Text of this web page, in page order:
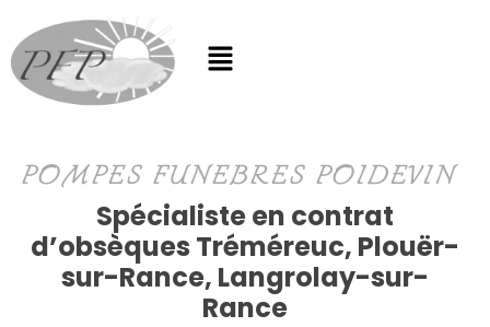
POMPES FUNEBRES POIDEVIN
Spécialiste en contrat
d’obsèques Tréméreuc, Plouër-
sur-Rance, Langrolay-sur-
Rance